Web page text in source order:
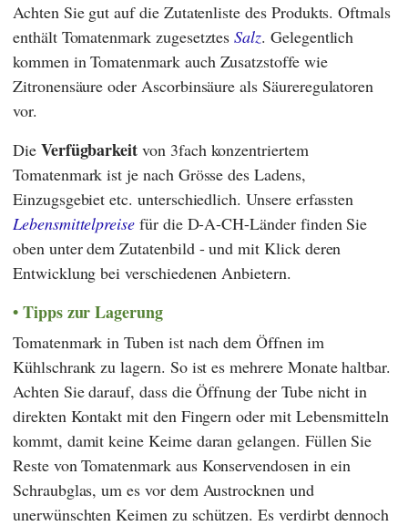
Achten Sie gut auf die Zutatenliste des Produkts. Oftmals
enthält Tomatenmark zugesetztesSalz. Gelegentlich
kommen in Tomatenmark auch Zusatzstoffe wie
Zitronensäure oder Ascorbinsäure als Säureregulatoren
vor.
Die Verfügbarkeitvon 3fach konzentriertem
Tomatenmark ist je nach Grösse des Ladens,
Einzugsgebiet etc. unterschiedlich. Unsere erfassten
Lebensmittelpreise für die D-A-CH-Länder finden Sie
oben unter dem Zutatenbild - und mit Klick deren
Entwicklung bei verschiedenen Anbietern.
Tipps zur Lagerung
Tomatenmark in Tuben ist nach dem Öffnen im
Kühlschrank zu lagern. So ist es mehrere Monate haltbar.
Achten Sie darauf, dass die Öffnung der Tube nicht in
direkten Kontakt mit den Fingern oder mit Lebensmitteln
kommt, damit keine Keime daran gelangen. Füllen Sie
Reste von Tomatenmark aus Konservendosen in ein
Schraubglas, um es vor dem Austrocknen und
unerwünschten Keimen zu schützen. Es verdirbt dennoch